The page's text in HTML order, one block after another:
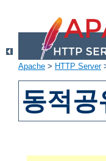
Apache > HTTP Server
동적